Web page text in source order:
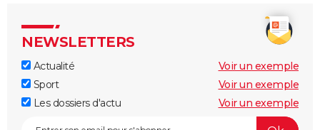
NEWSLETTERS
Actualité
Voir un exemple
Sport
Voir un exemple
Les dossiers d'actu
Voir un exemple